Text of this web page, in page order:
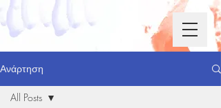
Ανάρτηση
All Posts